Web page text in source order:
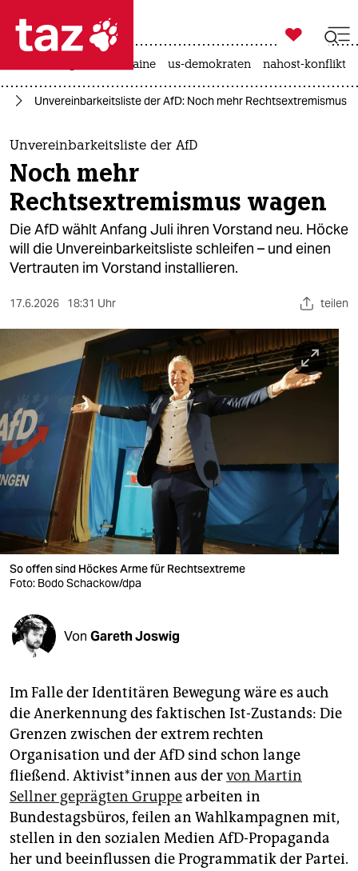
 taz zahl ich
taz zahl ich
themen
politik
öko
gesellschaft
sport
berlin
wahrheit
verlag
veranstaltungen
shop
fragen & hilfe
unterstützen
abo
genossenschaft
epaper login

taz zahl ich
krieg in der ukraine us-demokraten nahost-konflikt
Unvereinbarkeitsliste der AfD: Noch mehr Rechtsextremismus
Unvereinbarkeitsliste der AfD
Noch mehr
Rechtsextremismus wagen
Die AfD wählt Anfang Juli ihren Vorstand neu. Höcke
will die Unvereinbarkeitsliste schleifen – und einen
Vertrauten im Vorstand installieren.
17.6.2026 18:31 Uhr teilen
So offen sind Höckes Arme für Rechtsextreme
Foto: Bodo Schackow/dpa
Von Gareth Joswig
Im Falle der Identitären Bewegung wäre es auch
die Anerkennung des faktischen Ist-Zustands: Die
Grenzen zwischen der extrem rechten
Organisation und der AfD sind schon lange
fließend. Ak­ti­vis­t*in­nen aus dervon Martin
Sellner geprägten Gruppearbeiten in
Bundestagsbüros, feilen an Wahlkampagnen mit,
stellen in den sozialen Medien AfD-Propaganda
her und beeinflussen die Programmatik der Partei.